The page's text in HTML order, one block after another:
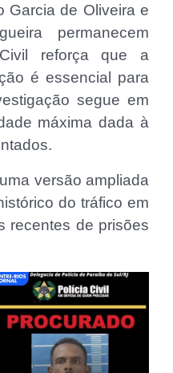
Garcia de Oliveira e
permanecem
reforça que a
é essencial para
segue em
máxima dada à
versão ampliada
do tráfico em
recentes de prisões